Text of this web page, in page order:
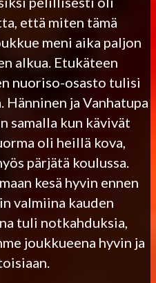
että miten tämä
meni aika paljon
alkua. Etukäteen
nuoriso-osasto tulisi
Hänninen ja Vanhatupa
samalla kun kävivät
oli heillä kova,
pärjätä koulussa.
kesä hyvin ennen
valmiina kauden
tuli notkahduksia,
joukkueena hyvin ja